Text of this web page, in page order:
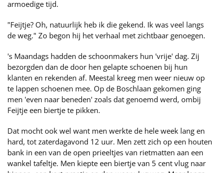
armoedige tijd.
"Feijtje? Oh, natuurlijk heb ik die gekend. Ik was veel langs
de weg." Zo begon hij het verhaal met zichtbaar genoegen.
's Maandags hadden de schoonmakers hun 'vrije' dag. Zij
bezorgden dan de door hen gelapte schoenen bij hun
klanten en rekenden af. Meestal kreeg men weer nieuw op
te lappen schoenen mee. Op de Boschlaan gekomen ging
men 'even naar beneden' zoals dat genoemd werd, ombij
Feijtje een biertje te pikken.
Dat mocht ook wel want men werkte de hele week lang en
hard, tot zaterdagavond 12 uur. Men zett zich op een houten
bank in een van de open prieeltjes van rietmatten aan een
wankel tafeltje. Men kiepte een biertje van 5 cent vlug naar